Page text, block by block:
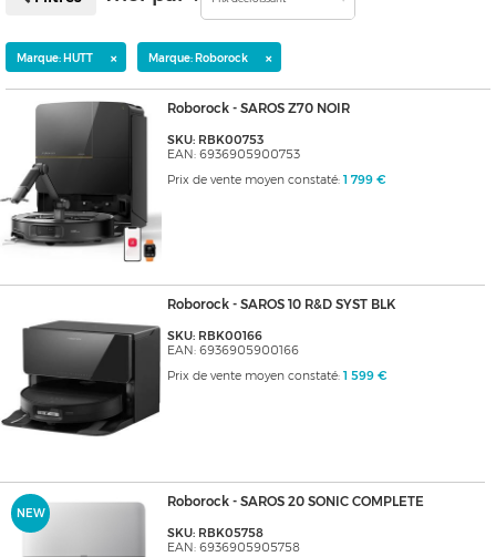
Marque: HUTT × Marque: Roborock ×
Roborock - SAROS Z70 NOIR
SKU: RBK00753
EAN: 6936905900753
Prix de vente moyen constaté: 1 799 €
Roborock - SAROS 10 R&D SYST BLK
SKU: RBK00166
EAN: 6936905900166
Prix de vente moyen constaté: 1 599 €
NEW
Roborock - SAROS 20 SONIC COMPLETE
SKU: RBK05758
EAN: 6936905905758